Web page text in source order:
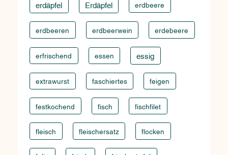
erdäpfel Erdäpfel erdbeere
erdbeeren erdbeerwein erdebeere
erfrischend essen essig
extrawurst faschiertes feigen
festkochend fisch fischfilet
fleisch fleischersatz flocken